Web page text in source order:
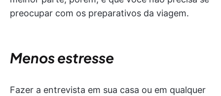
preocupar com os preparativos da viagem.
Menos estresse
Fazer a entrevista em sua casa ou em qualquer